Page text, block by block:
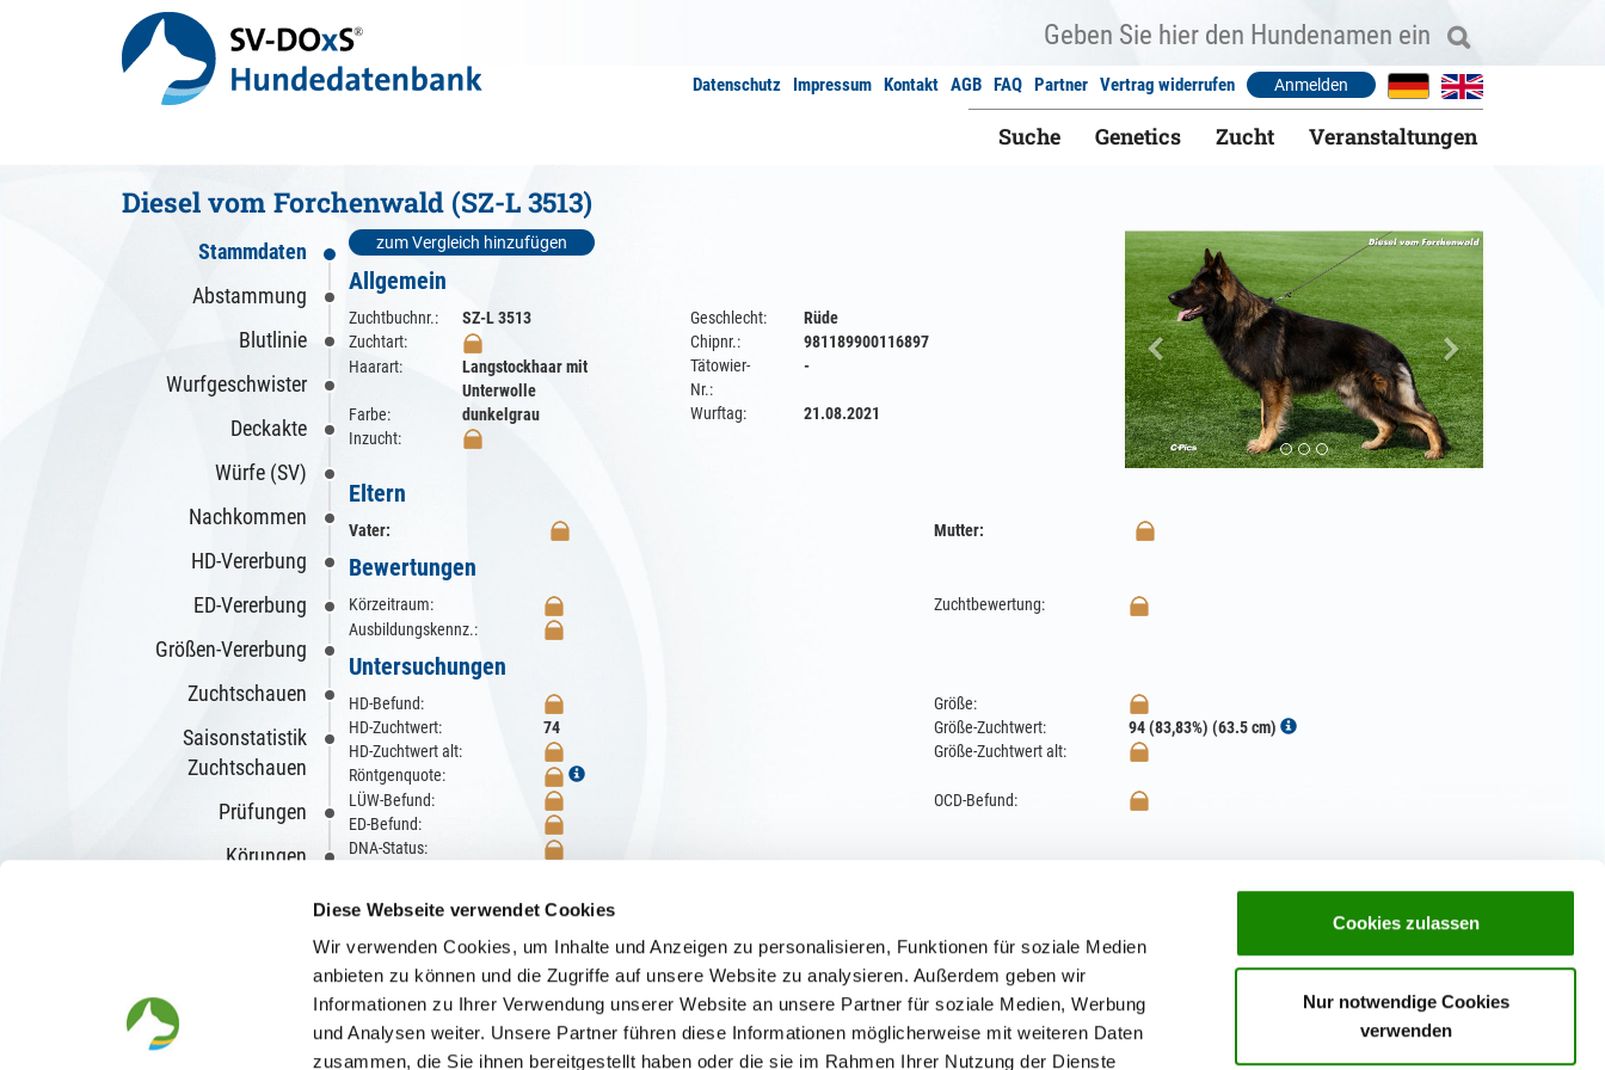
Diese Webseite verwendet Cookies
Wir verwenden Cookies, um Inhalte und Anzeigen zu personalisieren, Funktionen für soziale Medien
anbieten zu können und die Zugriffe auf unsere Website zu analysieren. Außerdem geben wir
Informationen zu Ihrer Verwendung unserer Website an unsere Partner für soziale Medien, Werbung
und Analysen weiter. Unsere Partner führen diese Informationen möglicherweise mit weiteren Daten
zusammen, die Sie ihnen bereitgestellt haben oder die sie im Rahmen Ihrer Nutzung der Dienste
Cookies zulassen
Nur notwendige Cookies
verwenden
Datenschutz Impressum Kontakt AGB FAQ Partner Vertrag widerrufen Anmelden
Suche Genetics Zucht Veranstaltungen
Diesel vom Forchenwald (SZ-L 3513)
Stammdaten
Abstammung
Blutlinie
Wurfgeschwister
Deckakte
Würfe (SV)
Nachkommen
HD-Vererbung
ED-Vererbung
Größen-Vererbung
Zuchtschauen
Saisonstatistik
Zuchtschauen
Prüfungen
Körungen
Beschreibungen
Previous Next
zum Vergleich hinzufügen
Allgemein
Zuchtbuchnr.:
SZ-L 3513
Zuchtart:
Haarart:
Langstockhaar mit
Unterwolle
Farbe:
dunkelgrau
Geschlecht:
Rüde
Chipnr.:
981189900116897
Tätowier-
Nr.:
-
Wurftag:
21.08.2021
Inzucht:
Eltern
Vater: Mutter:
Bewertungen
Körzeitraum:
Ausbildungskennz.:
Zuchtbewertung:
Untersuchungen
HD-Befund:
HD-Zuchtwert:
74
HD-Zuchtwert alt:
Größe:
Größe-Zuchtwert:
94 (83,83%) (63.5 cm)
Größe-Zuchtwert alt:
Röntgenquote:
LÜW-Befund:
OCD-Befund:
ED-Befund:
DNA-Status:
Zwinger: vom Forchenwald